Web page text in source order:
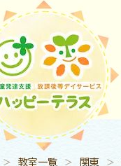
＞ 教室一覧 ＞ 関東 ＞